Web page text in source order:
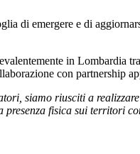
di emergere e di
in
con partnership
siamo riusciti a
fisica sui territori